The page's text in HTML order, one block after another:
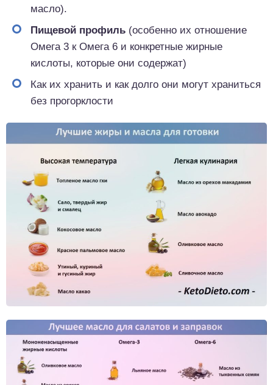
масло).
Пищевой профиль (особенно их отношение
Омега 3 к Омега 6 и конкретные жирные
кислоты, которые они содержат)
Как их хранить и как долго они могут храниться
без прогорклости